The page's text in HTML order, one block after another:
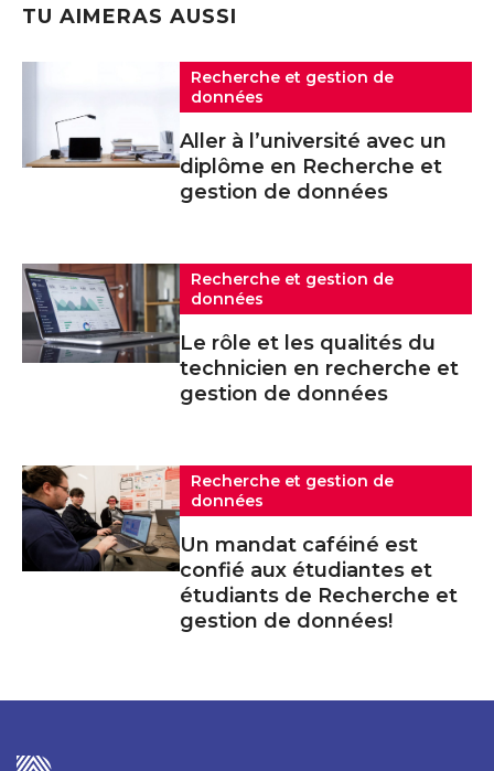
TU AIMERAS AUSSI
Recherche et gestion de
données
Aller à l’université avec un
diplôme en Recherche et
gestion de données
Recherche et gestion de
données
Le rôle et les qualités du
technicien en recherche et
gestion de données
Recherche et gestion de
données
Un mandat caféiné est
confié aux étudiantes et
étudiants de Recherche et
gestion de données!